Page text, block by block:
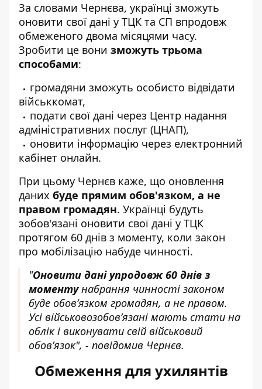
За словами Чернєва, українці зможуть
оновити свої дані у ТЦК та СП впродовж
обмеженого двома місяцями часу.
Зробити це вони зможуть трьома
способами:
громадяни зможуть особисто відвідати
військкомат,
подати свої дані через Центр надання
адміністративних послуг (ЦНАП),
оновити інформацію через електронний
кабінет онлайн.
При цьому Чернєв каже, що оновлення
даних буде прямим обов'язком, а не
правом громадян. Українці будуть
зобов'язані оновити свої дані у ТЦК
протягом 60 днів з моменту, коли закон
про мобілізацію набуде чинності.
"Оновити дані упродовж 60 днів з
моментунабрання чинності законом
буде обов’язком громадян, а не правом.
Усі військовозобов’язані мають стати на
облік і виконувати свій військовий
обов’язок", - повідомив Чернєв.
Обмеження для ухилянтів